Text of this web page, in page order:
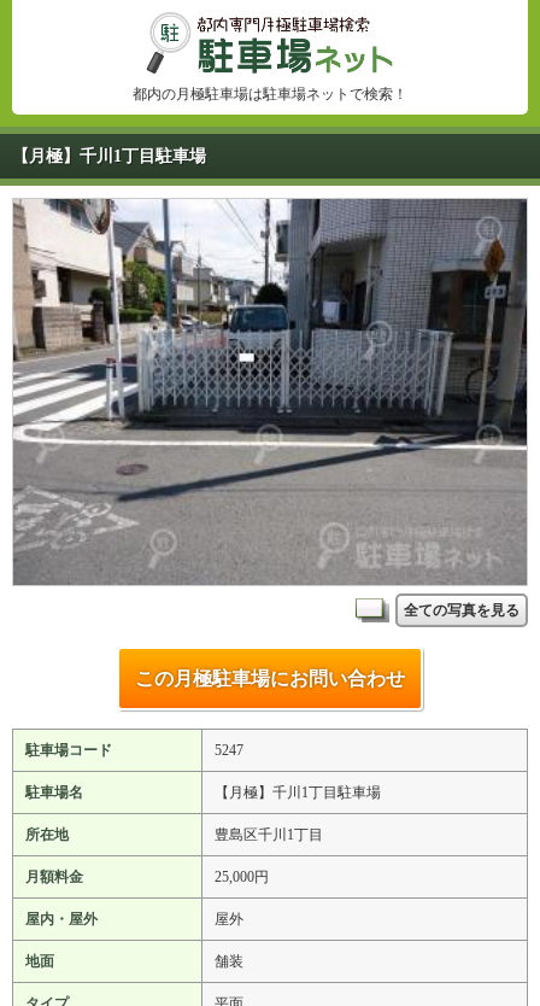
都内の月極駐車場は駐車場ネットで検索！
【月極】千川1丁目駐車場
全ての写真を見る
この月極駐車場にお問い合わせ
駐車場コード 5247
駐車場名 【月極】千川1丁目駐車場
所在地 豊島区千川1丁目
月額料金 25,000円
屋内・屋外 屋外
地面 舗装